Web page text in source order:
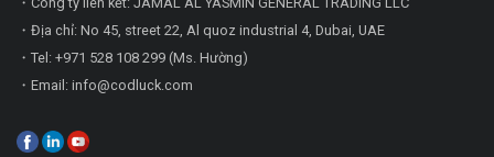
・Địa chỉ: No 45, street 22, Al quoz industrial 4, Dubai, UAE
・Tel: +971 528 108 299 (Ms. Hường)
・Email: info@codluck.com